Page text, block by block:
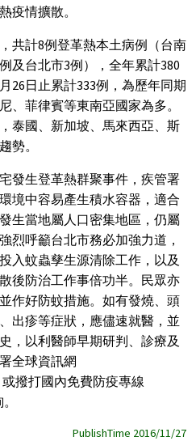
疫情擴散。
共計8例登革熱本土病例（台南
例及台北市3例），全年累計380
月 26日止累計333例，為歷年同期
、菲律賓等東南亞國家為多。
泰國、新加坡、馬來西亞、斯
勢。
發生登革熱群聚事件，疾管署
境中容易產生積水容器，適合
生當地屬人口密集地區，仍屬
烈呼籲台北市務必加強力道，
入蚊蟲孳生源清除工作，以及
後防治工作事倍功半。民眾亦
作好防蚊措施。如有發燒、頭
出疹等症狀，應儘速就醫，並
，以利醫師早期研判、診療及
全球資訊網
或撥打國內免費防疫專線
PublishTime 2016/11/27